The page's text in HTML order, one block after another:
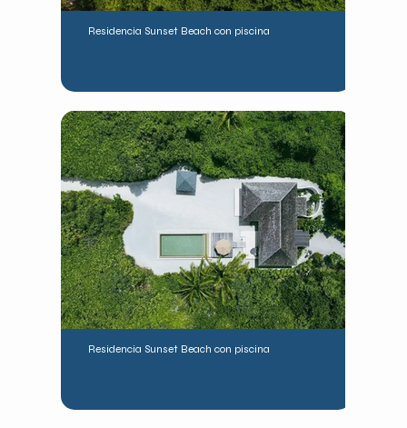
Residencia Sunset Beach con piscina
Residencia Sunset Beach con piscina